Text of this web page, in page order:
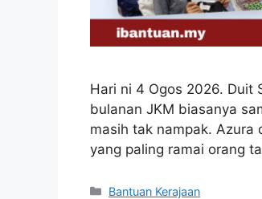
Hari ni 4 Ogos 2026. Duit
bulanan JKM biasanya
masih tak nampak.
yang paling ramai orang
Categories
Bantuan Kerajaan